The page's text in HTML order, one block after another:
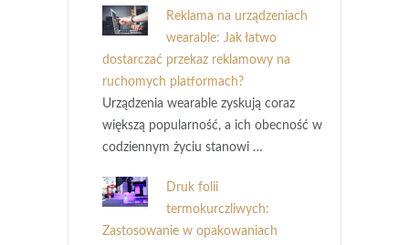
Reklama na urządzeniach
wearable: Jak łatwo
dostarczać przekaz reklamowy na
ruchomych platformach?
Urządzenia wearable zyskują coraz
większą popularność, a ich obecność w
codziennym życiu stanowi …
Druk folii
termokurczliwych:
Zastosowanie w opakowaniach